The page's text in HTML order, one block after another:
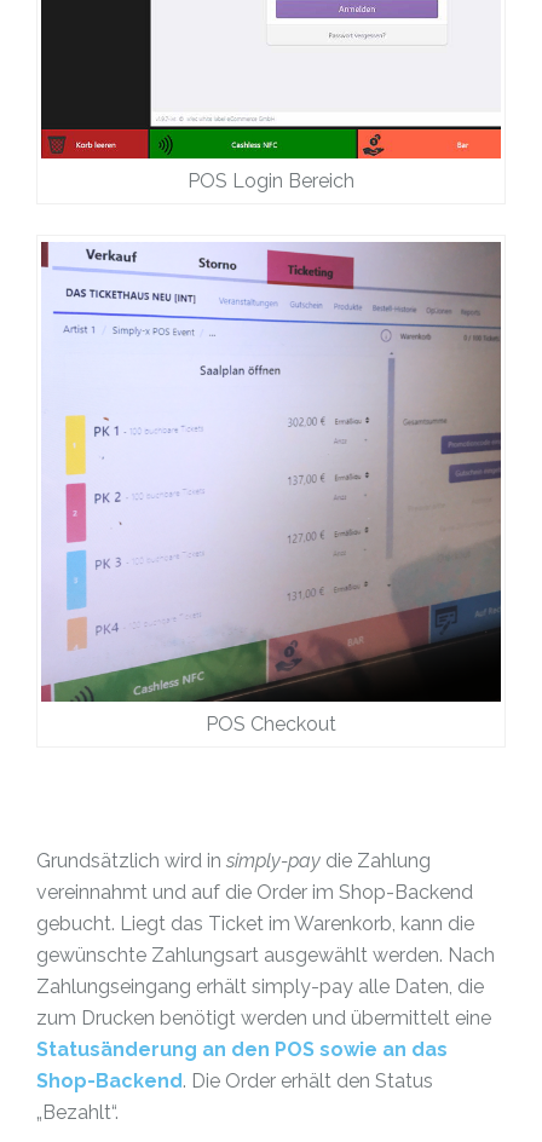
POS Login Bereich
POS Checkout
Grundsätzlich wird in simply-pay die Zahlung
vereinnahmt und auf die Order im Shop-Backend
gebucht. Liegt das Ticket im Warenkorb, kann die
gewünschte Zahlungsart ausgewählt werden. Nach
Zahlungseingang erhält simply-pay alle Daten, die
zum Drucken benötigt werden und übermittelt eine
Statusänderung an den POS sowie an das
Shop-Backend. Die Order erhält den Status
„Bezahlt“.